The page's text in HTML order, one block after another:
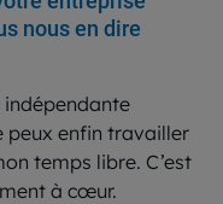
nous en dire
indépendante
peux enfin travailler
temps libre. C’est
à cœur.